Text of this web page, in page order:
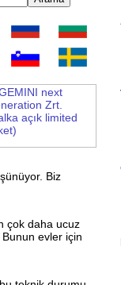
Biz
çok daha ucuz
evler için